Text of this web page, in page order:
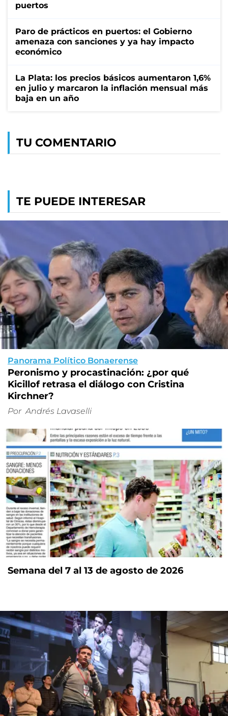
puertos
Paro de prácticos en puertos: el Gobierno
amenaza con sanciones y ya hay impacto
económico
La Plata: los precios básicos aumentaron 1,6%
en julio y marcaron la inflación mensual más
baja en un año
TU COMENTARIO
TE PUEDE INTERESAR
Panorama Político Bonaerense
Peronismo y procastinación: ¿por qué
Kicillof retrasa el diálogo con Cristina
Kirchner?
Por Andrés Lavaselli
Semana del 7 al 13 de agosto de 2026